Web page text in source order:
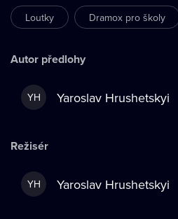
Loutky Dramox pro školy
Autor předlohy
YH Yaroslav Hrushetskyi
Režisér
YH Yaroslav Hrushetskyi